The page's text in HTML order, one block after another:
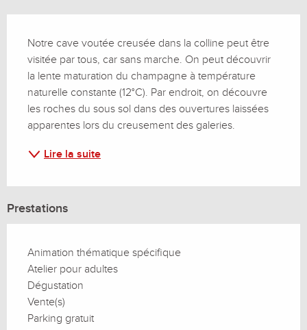
Notre cave voutée creusée dans la colline peut être
visitée par tous, car sans marche. On peut découvrir
la lente maturation du champagne à température
naturelle constante (12°C). Par endroit, on découvre
les roches du sous sol dans des ouvertures laissées
apparentes lors du creusement des galeries.
Lire la suite
Prestations
Animation thématique spécifique
Atelier pour adultes
Dégustation
Vente(s)
Parking gratuit